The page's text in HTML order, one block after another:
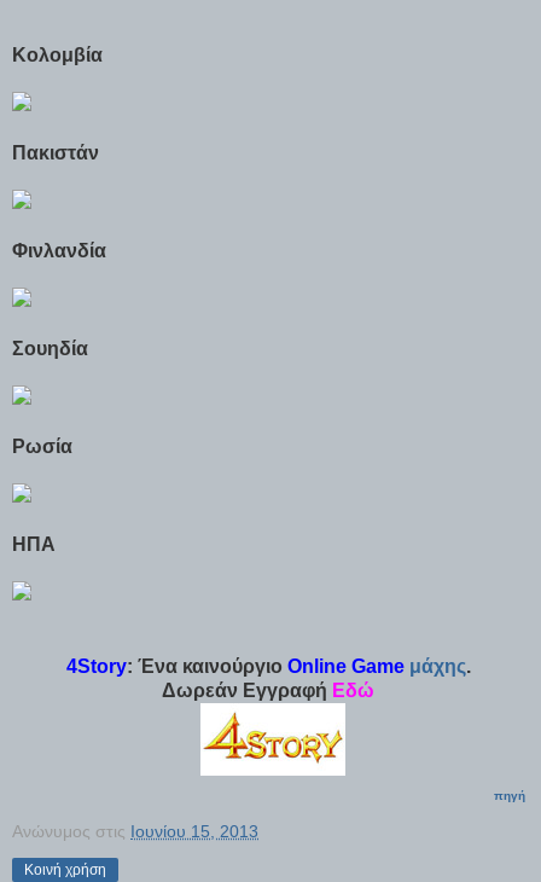
Κολομβία
Πακιστάν
Φινλανδία
Σουηδία
Ρωσία
ΗΠΑ
4Story: Ένα καινούργιο Online Game μάχης.
Δωρεάν Εγγραφή Εδώ
πηγή
Ανώνυμος στις Ιουνίου 15, 2013
Κοινή χρήση